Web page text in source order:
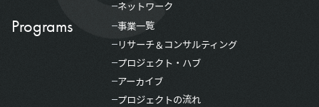
ネットワーク
Programs
事業一覧
リサーチ＆コンサルティング
プロジェクト・ハブ
アーカイブ
プロジェクトの流れ